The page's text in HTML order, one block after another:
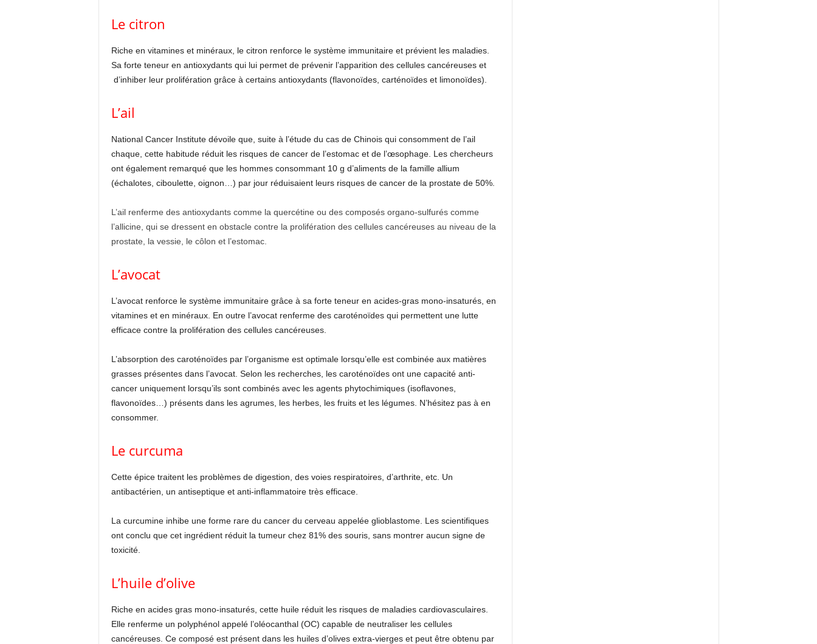
Le citron
Riche en vitamines et minéraux, le citron renforce le système immunitaire et prévient les maladies.
Sa forte teneur en antioxydants qui lui permet de prévenir l’apparition des cellules cancéreuses et
d’inhiber leur prolifération grâce à certains antioxydants (flavonoïdes, carténoïdes et limonoïdes).
L’ail
National Cancer Institute dévoile que, suite à l’étude du cas de Chinois qui consomment de l’ail
chaque, cette habitude réduit les risques de cancer de l’estomac et de l’œsophage. Les chercheurs
ont également remarqué que les hommes consommant 10 g d’aliments de la famille allium
(échalotes, ciboulette, oignon…) par jour réduisaient leurs risques de cancer de la prostate de 50%.
L’ail renferme des antioxydants comme la quercétine ou des composés organo-sulfurés comme
l’allicine, qui se dressent en obstacle contre la prolifération des cellules cancéreuses au niveau de la
prostate, la vessie, le côlon et l’estomac.
L’avocat
L’avocat renforce le système immunitaire grâce à sa forte teneur en acides-gras mono-insaturés, en
vitamines et en minéraux. En outre l’avocat renferme des caroténoïdes qui permettent une lutte
efficace contre la prolifération des cellules cancéreuses.
L’absorption des caroténoïdes par l’organisme est optimale lorsqu’elle est combinée aux matières
grasses présentes dans l’avocat. Selon les recherches, les caroténoïdes ont une capacité anti-
cancer uniquement lorsqu’ils sont combinés avec les agents phytochimiques (isoflavones,
flavonoïdes…) présents dans les agrumes, les herbes, les fruits et les légumes. N’hésitez pas à en
consommer.
Le curcuma
Cette épice traitent les problèmes de digestion, des voies respiratoires, d’arthrite, etc. Un
antibactérien, un antiseptique et anti-inflammatoire très efficace.
La curcumine inhibe une forme rare du cancer du cerveau appelée glioblastome. Les scientifiques
ont conclu que cet ingrédient réduit la tumeur chez 81% des souris, sans montrer aucun signe de
toxicité.
L’huile d’olive
Riche en acides gras mono-insaturés, cette huile réduit les risques de maladies cardiovasculaires.
Elle renferme un polyphénol appelé l’oléocanthal (OC) capable de neutraliser les cellules
cancéreuses. Ce composé est présent dans les huiles d’olives extra-vierges et peut être obtenu par